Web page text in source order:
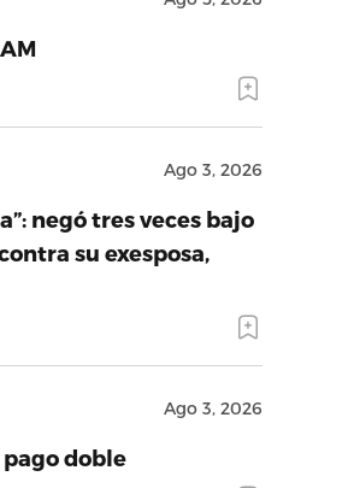
Ago 3, 2026
negó tres veces bajo
su exesposa,
Ago 3, 2026
pago doble